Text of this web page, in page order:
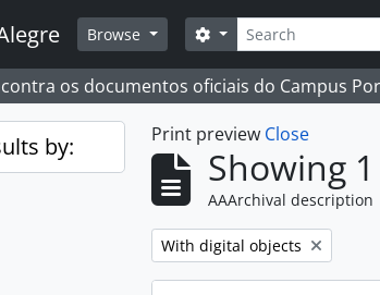
Browse Search
Search options
os documentos oficiais do Campus
by: Print preview Close
Showing
AAArchival description
Remove filter:
With digital objects